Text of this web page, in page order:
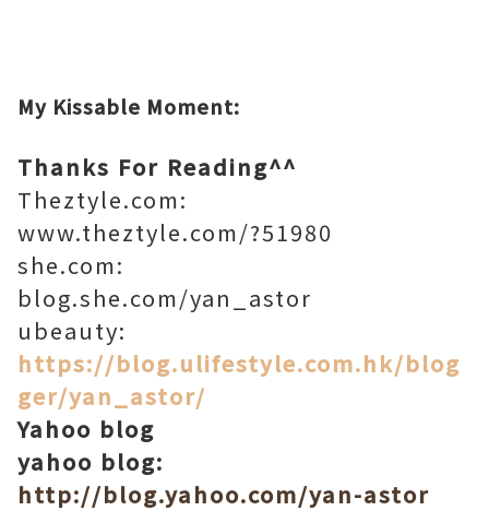
My Kissable Moment:
Thanks For Reading^^
Theztyle.com:
www.theztyle.com/?51980
she.com:
blog.she.com/yan_astor
ubeauty:
https://blog.ulifestyle.com.hk/blog
ger/yan_astor/
Yahoo blog
yahoo blog:
http://blog.yahoo.com/yan-astor